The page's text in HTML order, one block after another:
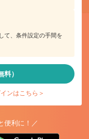
て、条件設定の手間を
料）
ンはこちら＞
便利に！／